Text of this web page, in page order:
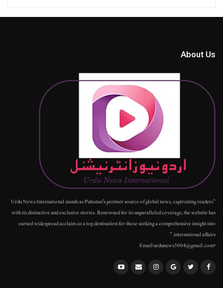
About Us
"Urdu News International stands as Pakistan's premier source of global news, captivating readers
with its distinctive and exclusive stories. Renowned for its unparalleled coverage, the website has
earned widespread acclaim as a top destination for those seeking a comprehensive insight into
international affairs."
•Email:urdunews3004@gmail.com